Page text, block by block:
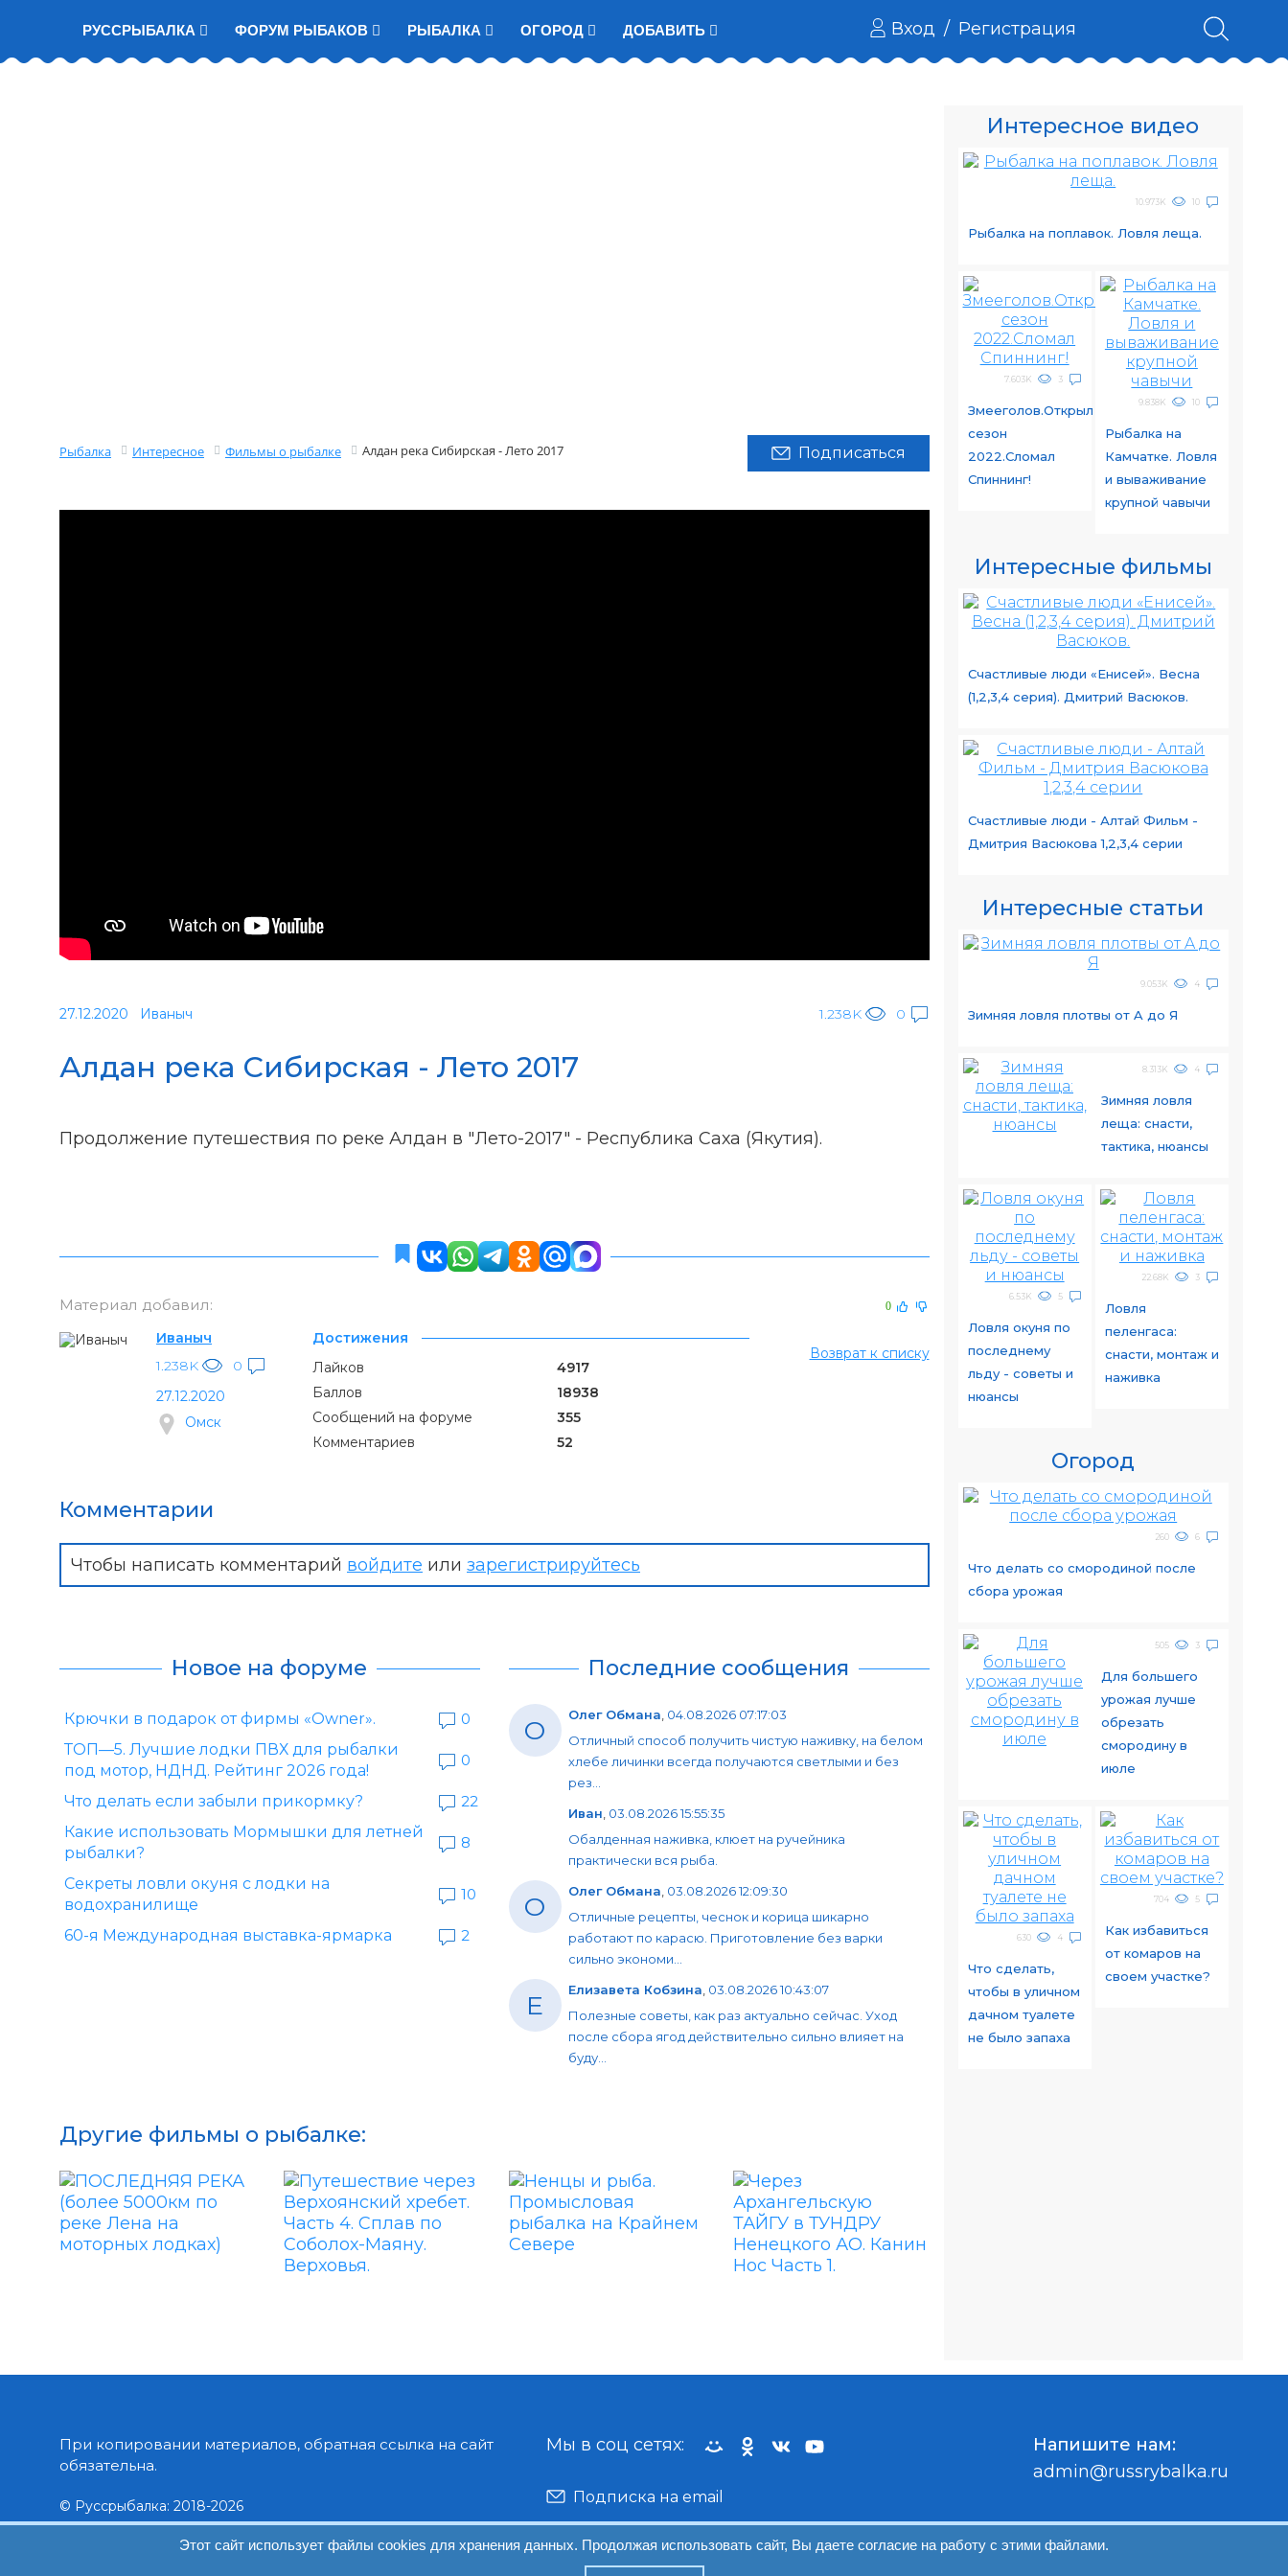
РУССРЫБАЛКА ФОРУМ РЫБАКОВ РЫБАЛКА ОГОРОД ДОБАВИТЬ Вход / Регистрация
Рыбалка Интересное Фильмы о рыбалке Алдан река Сибирская - Лето 2017 Подписаться
27.12.2020 Иваныч 1.238K 0
Алдан река Сибирская - Лето 2017
Продолжение путешествия по реке Алдан в "Лето-2017" - Республика Саха (Якутия).
Материал добавил: 0
Иваныч
1.238K
0
27.12.2020
Омск
Достижения
Лайков
4917
Баллов
18938
Сообщений на форуме
355
Комментариев
52
Возврат к списку
Комментарии
Чтобы написать комментарий войдите или зарегистрируйтесь
Новое на форуме
Крючки в подарок от фирмы «Owner».
0
ТОП—5. Лучшие лодки ПВХ для рыбалки
под мотор, НДНД. Рейтинг 2026 года!
0
Что делать если забыли прикормку?
22
Какие использовать Мормышки для летней
рыбалки?
8
Секреты ловли окуня с лодки на
водохранилище
10
60-я Международная выставка-ярмарка 2
Последние сообщения
О Олег Обмана, 04.08.2026 07:17:03
Отличный способ получить чистую наживку, на белом
хлебе личинки всегда получаются светлыми и без
рез...
Иван, 03.08.2026 15:55:35
Обалденная наживка, клюет на ручейника
практически вся рыба.
О Олег Обмана, 03.08.2026 12:09:30
Отличные рецепты, чеснок и корица шикарно
работают по карасю. Приготовление без варки
сильно экономи...
Е Елизавета Кобзина, 03.08.2026 10:43:07
Полезные советы, как раз актуально сейчас. Уход
после сбора ягод действительно сильно влияет на
буду...
Другие фильмы о рыбалке:
Интересное видео
10.973K 10
Рыбалка на поплавок. Ловля леща.
7.603K 3
Змееголов.Открыл
сезон
2022.Сломал
Спиннинг!
9.838K 10
Рыбалка на
Камчатке. Ловля
и вываживание
крупной чавычи
Интересные фильмы
Счастливые люди «Енисей». Весна
(1,2,3,4 серия). Дмитрий Васюков.
Счастливые люди - Алтай Фильм -
Дмитрия Васюкова 1,2,3,4 серии
Интересные статьи
9.053K 4
Зимняя ловля плотвы от A до Я
8.313K 4
Зимняя ловля
леща: снасти,
тактика, нюансы
6.53K 5
Ловля окуня по
последнему
льду - советы и
нюансы
22.68K 3
Ловля
пеленгаса:
снасти, монтаж и
наживка
Огород
260 6
Что делать со смородиной после
сбора урожая
505 3
Для большего
урожая лучше
обрезать
смородину в
июле
630 4
Что сделать,
чтобы в уличном
дачном туалете
не было запаха
704 5
Как избавиться
от комаров на
своем участке?
При копировании материалов, обратная ссылка на сайт
обязательна.
© Руссрыбалка: 2018-2026
Мы в соц сетях:
Подписка на email
Напишите нам:
admin@russrybalka.ru
Этот сайт использует файлы cookies для хранения данных. Продолжая использовать сайт, Вы даете согласие на работу с этими файлами.